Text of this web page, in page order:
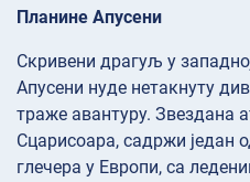
Планине Апусени
Скривени драгуљ у
Апусени нуде нетакнуту
траже авантуру. Звездана
Сцарисоара, садржи један
глечера у Европи, са